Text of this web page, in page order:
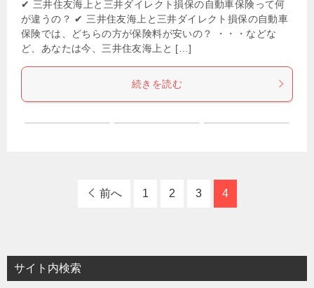
✔ 三井住友海上と三井ダイレクト損保の自動車保険って何
が違うの？ ✔ 三井住友海上と三井ダイレクト損保の自動車
保険では、どちらの方が保険料が安いの？ ・・・などな
ど、あなたは今、三井住友海上と […]
続きを読む
前へ 1 2 3 4
サイト内検索